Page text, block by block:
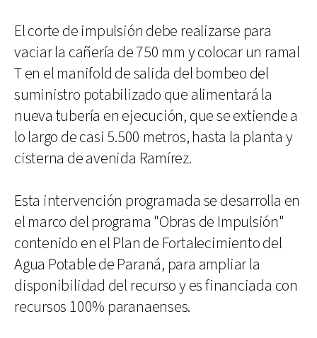
El corte de impulsión debe realizarse para
vaciar la cañería de 750 mm y colocar un ramal
T en el manifold de salida del bombeo del
suministro potabilizado que alimentará la
nueva tubería en ejecución, que se extiende a
lo largo de casi 5.500 metros, hasta la planta y
cisterna de avenida Ramírez.
Esta intervención programada se desarrolla en
el marco del programa "Obras de Impulsión"
contenido en el Plan de Fortalecimiento del
Agua Potable de Paraná, para ampliar la
disponibilidad del recurso y es financiada con
recursos 100% paranaenses.